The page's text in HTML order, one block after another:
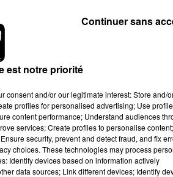
À
est notre priorité
consent and/or our legitimate interest: Store and/
profiles for personalised advertising; Use
content performance; Understand audiences
services; Create profiles to personalise
security, prevent and detect fraud, and fix
choices. These technologies may process
Identify devices based on information actively
data sources; Link different devices; Identify
Continuer sans